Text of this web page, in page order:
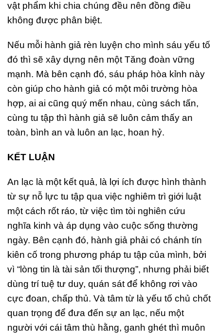
vật phẩm khi chia chúng đều nên đồng điều
không được phân biệt.
Nếu mỗi hành giả rèn luyện cho mình sáu yếu tố
đó thì sẽ xây dựng nên một Tăng đoàn vững
mạnh. Mà bên cạnh đó, sáu pháp hòa kỉnh này
còn giúp cho hành giả có một môi trường hòa
hợp, ai ai cũng quý mến nhau, cùng sách tấn,
cùng tu tập thì hành giả sẽ luôn cảm thấy an
toàn, bình an và luôn an lạc, hoan hỷ.
KẾT LUẬN
An lạc là một kết quả, là lợi ích được hình thành
từ sự nỗ lực tu tập qua việc nghiêm trì giới luật
một cách rốt ráo, từ việc tìm tòi nghiên cứu
nghĩa kinh và áp dụng vào cuộc sống thường
ngày. Bên cạnh đó, hành giả phải có chánh tín
kiên cố trong phương pháp tu tập của mình, bởi
vì “lòng tin là tài sản tối thượng”, nhưng phải biết
dùng trí tuệ tư duy, quán sát để không rơi vào
cực đoan, chấp thủ. Và tâm từ là yếu tố chủ chốt
quan trọng để đưa đến sự an lạc, nếu một
người với cái tâm thù hằng, ganh ghét thì muôn